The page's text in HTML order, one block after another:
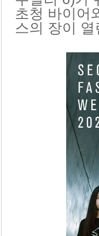
초청 바이어
스의 장이 열